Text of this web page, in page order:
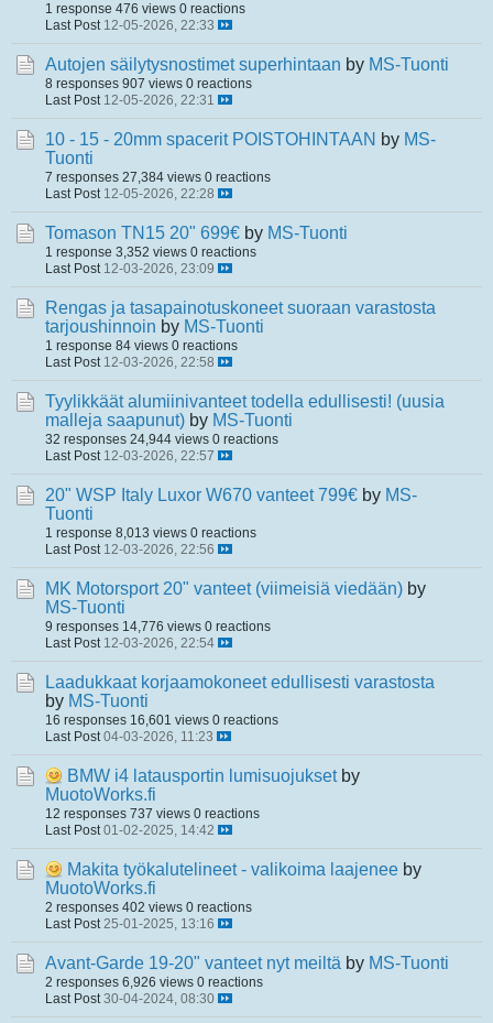
1 response 476 views 0 reactions
Last Post 12-05-2026, 22:33
Autojen säilytysnostimet superhintaan by MS-Tuonti
8 responses 907 views 0 reactions
Last Post 12-05-2026, 22:31
10 - 15 - 20mm spacerit POISTOHINTAAN by MS-
Tuonti
7 responses 27,384 views 0 reactions
Last Post 12-05-2026, 22:28
Tomason TN15 20" 699€ by MS-Tuonti
1 response 3,352 views 0 reactions
Last Post 12-03-2026, 23:09
Rengas ja tasapainotuskoneet suoraan varastosta
tarjoushinnoin by MS-Tuonti
1 response 84 views 0 reactions
Last Post 12-03-2026, 22:58
Tyylikkäät alumiinivanteet todella edullisesti! (uusia
malleja saapunut) by MS-Tuonti
32 responses 24,944 views 0 reactions
Last Post 12-03-2026, 22:57
20" WSP Italy Luxor W670 vanteet 799€ by MS-
Tuonti
1 response 8,013 views 0 reactions
Last Post 12-03-2026, 22:56
MK Motorsport 20" vanteet (viimeisiä viedään) by
MS-Tuonti
9 responses 14,776 views 0 reactions
Last Post 12-03-2026, 22:54
Laadukkaat korjaamokoneet edullisesti varastosta
by MS-Tuonti
16 responses 16,601 views 0 reactions
Last Post 04-03-2026, 11:23
BMW i4 latausportin lumisuojukset by
MuotoWorks.fi
12 responses 737 views 0 reactions
Last Post 01-02-2025, 14:42
Makita työkalutelineet - valikoima laajenee by
MuotoWorks.fi
2 responses 402 views 0 reactions
Last Post 25-01-2025, 13:16
Avant-Garde 19-20" vanteet nyt meiltä by MS-Tuonti
2 responses 6,926 views 0 reactions
Last Post 30-04-2024, 08:30